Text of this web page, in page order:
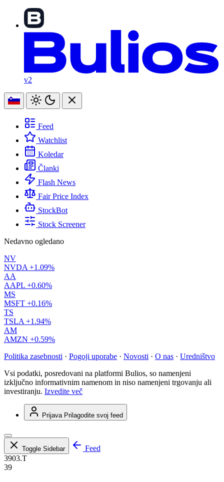
v2
Feed
Watchlist
Koledar
Članki
Flash News
Fair Price Index
StockBot
Stock Screener
Nedavno ogledano
NV
NVDA +1.09%
AA
AAPL +0.60%
MS
MSFT +0.16%
TS
TSLA +1.94%
AM
AMZN +0.59%
Politika zasebnosti · Pogoji uporabe · Novosti · O nas · Uredništvo
Vsi podatki, posredovani na platformi Bulios, so namenjeni
izključno informativnim namenom in niso namenjeni trgovanju ali
investiranju. Izvedite več
Prijava Prilagodite svoj feed
Toggle Sidebar
Feed
3903.T
39